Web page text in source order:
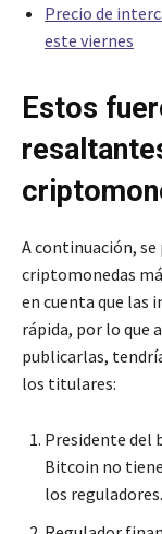
Precio de
este viernes
Estos
A continuación,
criptomonedas
en cuenta que las
rápida, por lo que
publicarlas,
los titulares:
Presidente del
Bitcoin no
los reguladores.